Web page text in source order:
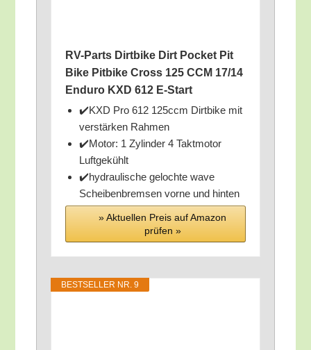
RV-Parts Dirt­bike Dirt Pocket Pit
Bike Pit­bike Cross 125 CCM 17/​14
Endu­ro KXD 612 E‑Start
✔️KXD Pro 612 125ccm Dirt­bike mit
ver­stär­ken Rahmen
✔️Motor: 1 Zylin­der 4 Takt­mo­tor
Luftgekühlt
✔️hydrau­li­sche geloch­te wave
Schei­ben­brem­sen vor­ne und hinten
» Aktu­el­len Preis auf Ama­zon
prü­fen »
BEST­SEL­LER NR. 9